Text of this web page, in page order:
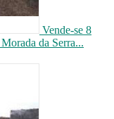
Vende-se 8
da Serra...